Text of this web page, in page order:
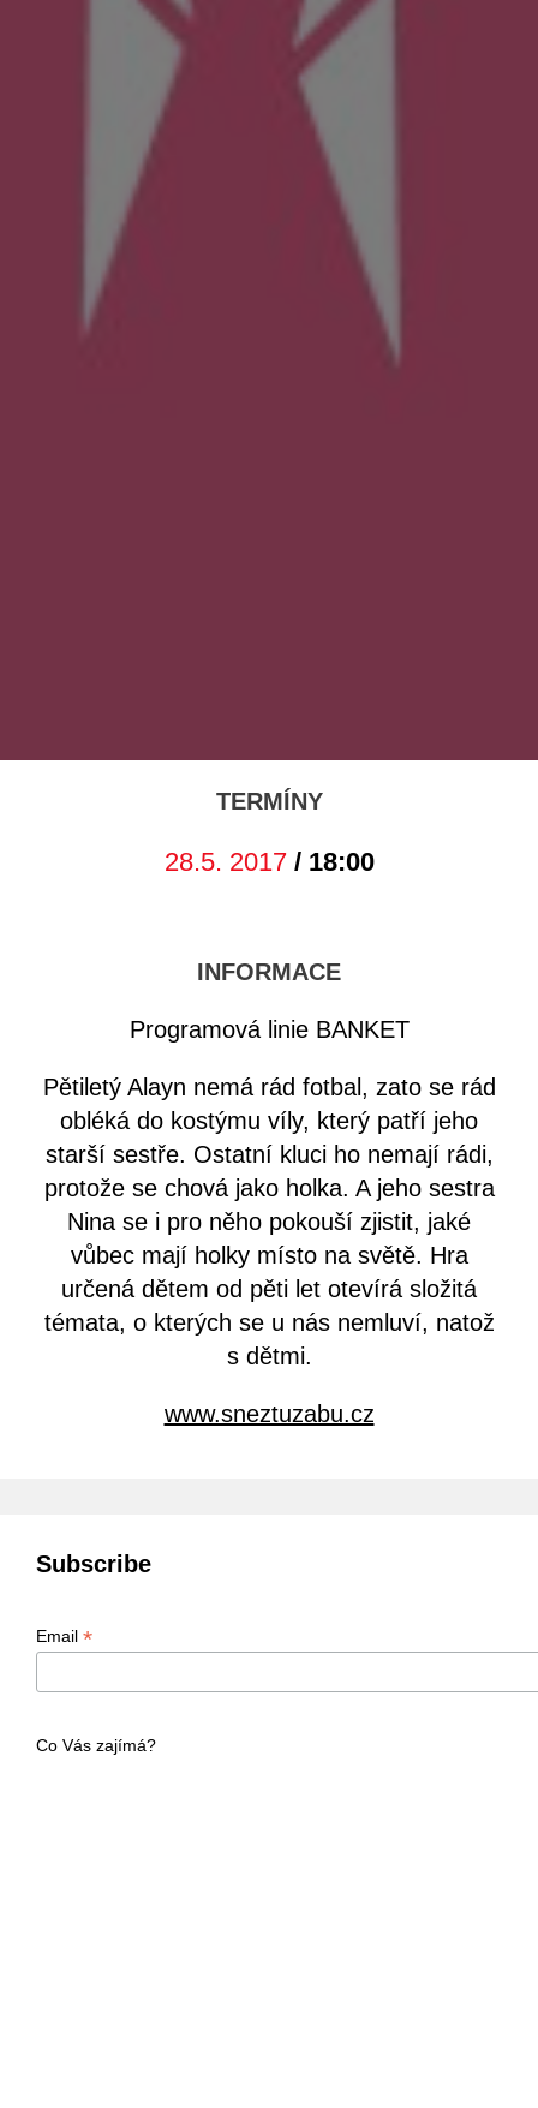
TERMÍNY
28.5. 2017/ 18:00
INFORMACE
Programová linie BANKET
Pětiletý Alayn nemá rád fotbal, zato se rád
obléká do kostýmu víly, který patří jeho
starší sestře. Ostatní kluci ho nemají rádi,
protože se chová jako holka. A jeho sestra
Nina se i pro něho pokouší zjistit, jaké
vůbec mají holky místo na světě. Hra
určená dětem od pěti let otevírá složitá
témata, o kterých se u nás nemluví, natož
s dětmi.
www.sneztuzabu.cz
Subscribe
Email *
Co Vás zajímá?